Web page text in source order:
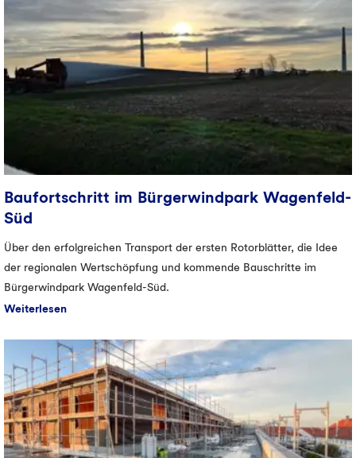
Baufortschritt im Bürgerwindpark Wagenfeld-
Süd
Über den erfolgreichen Transport der ersten Rotorblätter, die Idee
der regionalen Wertschöpfung und kommende Bauschritte im
Bürgerwindpark Wagenfeld-Süd.
Weiterlesen